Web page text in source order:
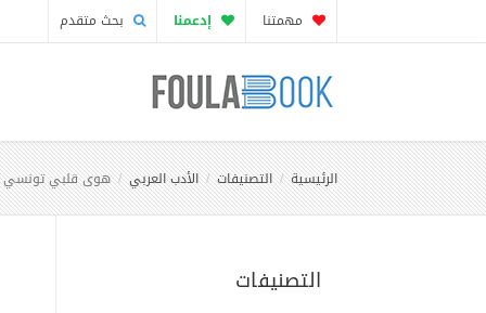
مهمتنا إدعمنا بحث متقدم
الرئيسية التصنيفات الأدب العربي هوى قلبي تونسي
التصنيفات